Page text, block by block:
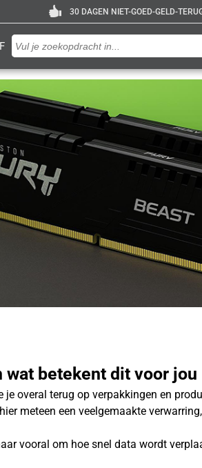
30 DAGEN NIET-GOED-GELD-
betekent dit voor jou
overal terug op verpakkingen en
meteen een veelgemaakte
vooral om hoe snel data wordt